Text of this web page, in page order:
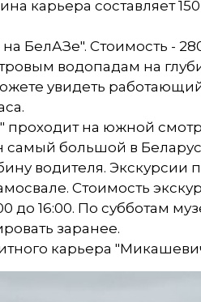
карьера составляет
БелАЗе". Стоимость -
водопадам на
увидеть
проходит на южной
самый большой в
водителя. Экскурсии
Стоимость
до 16:00. По субботам
заранее.
карьера